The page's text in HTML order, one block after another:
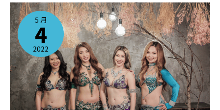
5 月
4
2022
2022
年
5
出
爐
囉！
超
多
新
一
課
程